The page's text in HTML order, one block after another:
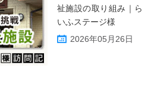
祉施設の取り組み｜ら
いふステージ様
2026年05月26日